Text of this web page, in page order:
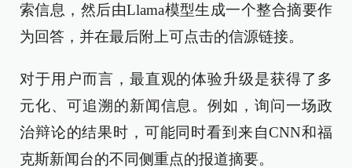
索信息，然后由Llama模型生成一个整合摘要作
为回答，并在最后附上可点击的信源链接。
对于用户而言，最直观的体验升级是获得了多
元化、可追溯的新闻信息。例如，询问一场政
治辩论的结果时，可能同时看到来自CNN和福
克斯新闻台的不同侧重点的报道摘要。